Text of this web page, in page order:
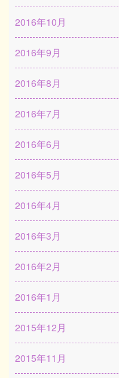
2016年10月
2016年9月
2016年8月
2016年7月
2016年6月
2016年5月
2016年4月
2016年3月
2016年2月
2016年1月
2015年12月
2015年11月